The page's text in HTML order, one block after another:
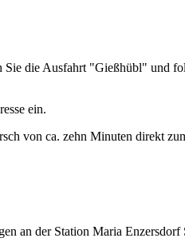
die Ausfahrt "Gießhübl" und
ein.
von ca. zehn Minuten direkt
an der Station Maria Enzersdorf